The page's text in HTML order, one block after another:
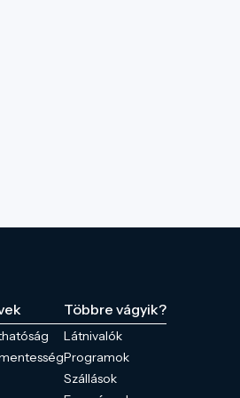
Többre vágyik?
Látnivalók
Programok
Szállások